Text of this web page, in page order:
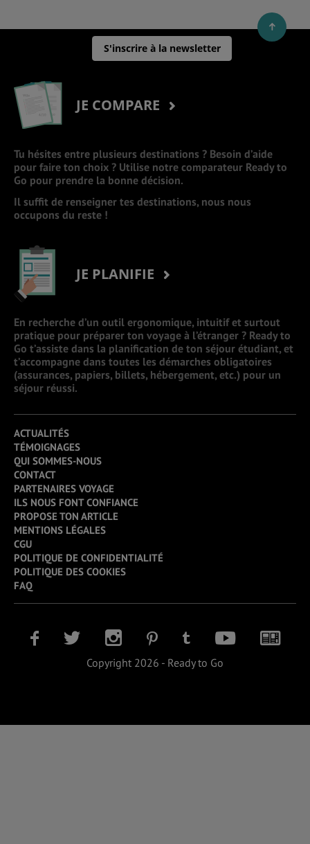
S'inscrire à la newsletter
JE COMPARE
Tu hésites entre plusieurs destinations ? Besoin d’aide
pour faire ton choix ? Utilise notre comparateur Ready to
Go pour prendre la bonne décision.
Il suffit de renseigner tes destinations, nous nous
occupons du reste !
JE PLANIFIE
En recherche d’un outil ergonomique, intuitif et surtout
pratique pour préparer ton voyage à l’étranger ? Ready to
Go t’assiste dans la planification de ton séjour étudiant, et
t’accompagne dans toutes les démarches obligatoires
(assurances, papiers, billets, hébergement, etc.) pour un
séjour réussi.
ACTUALITÉS
TÉMOIGNAGES
QUI SOMMES-NOUS
CONTACT
PARTENAIRES VOYAGE
ILS NOUS FONT CONFIANCE
PROPOSE TON ARTICLE
MENTIONS LÉGALES
CGU
POLITIQUE DE CONFIDENTIALITÉ
POLITIQUE DES COOKIES
FAQ
Copyright 2026 - Ready to Go